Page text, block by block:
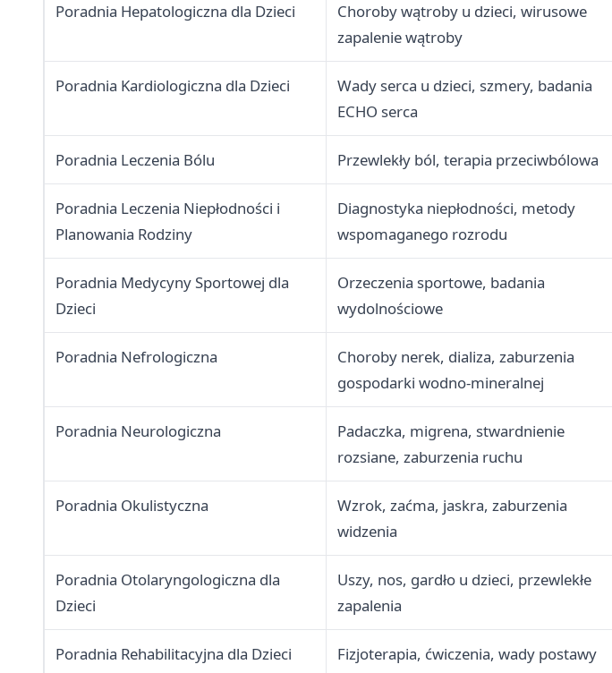
Poradnia Hepatologiczna dla Dzieci
Choroby wątroby u dzieci, wirusowe
zapalenie wątroby
Poradnia Kardiologiczna dla Dzieci
Wady serca u dzieci, szmery, badania
ECHO serca
Poradnia Leczenia Bólu Przewlekły ból, terapia przeciwbólowa
Poradnia Leczenia Niepłodności i
Planowania Rodziny
Diagnostyka niepłodności, metody
wspomaganego rozrodu
Poradnia Medycyny Sportowej dla
Dzieci
Orzeczenia sportowe, badania
wydolnościowe
Poradnia Nefrologiczna
Choroby nerek, dializa, zaburzenia
gospodarki wodno-mineralnej
Poradnia Neurologiczna
Padaczka, migrena, stwardnienie
rozsiane, zaburzenia ruchu
Poradnia Okulistyczna
Wzrok, zaćma, jaskra, zaburzenia
widzenia
Poradnia Otolaryngologiczna dla
Dzieci
Uszy, nos, gardło u dzieci, przewlekłe
zapalenia
Poradnia Rehabilitacyjna dla Dzieci Fizjoterapia, ćwiczenia, wady postawy